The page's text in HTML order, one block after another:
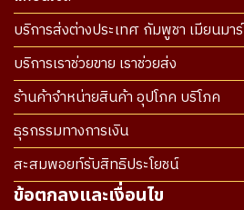
บริการส่งต่างประเทศ กัมพูชา เมียนมาร์
บริการเราช่วยขาย เราช่วยส่ง
ร้านค้าจำหน่ายสินค้า อุปโภค บริโภค
ธุรกรรมทางการเงิน
สะสมพอยท์รับสิทธิประโยชน์
ข้อตกลงและเงื่อนไข